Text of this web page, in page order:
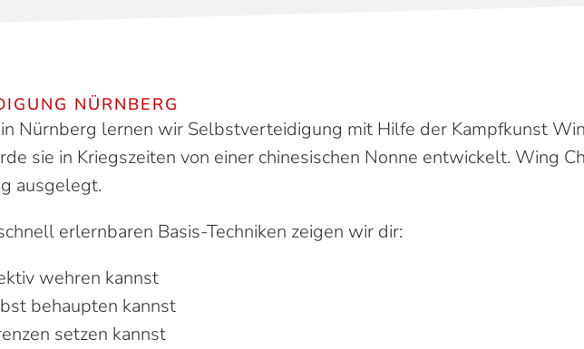
NÜRNBERG
Nürnberg lernen wir Selbstverteidigung mit Hilfe der Kampfkunst
sie in Kriegszeiten von einer chinesischen Nonne entwickelt. Wing
ausgelegt.
erlernbaren Basis-Techniken zeigen wir dir:
wehren kannst
behaupten kannst
setzen kannst